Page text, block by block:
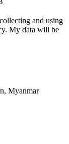
and using
My data will be
Myanmar